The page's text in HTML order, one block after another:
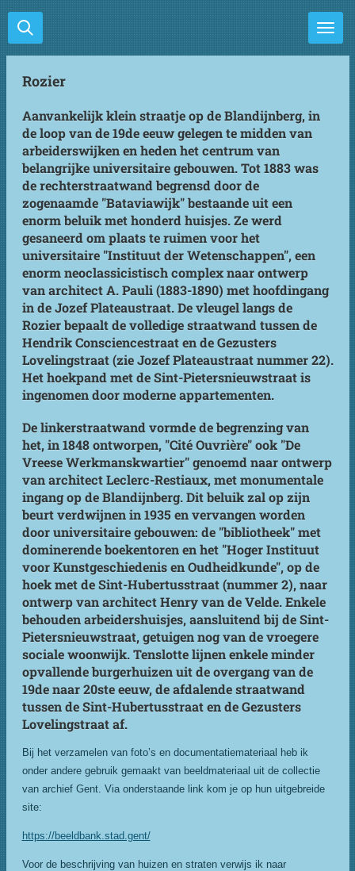
Ga
direct
naar
hoofdinhoud
Rozier
Aanvankelijk klein straatje op de Blandijnberg, in
de loop van de 19de eeuw gelegen te midden van
arbeiderswijken en heden het centrum van
belangrijke universitaire gebouwen. Tot 1883 was
de rechterstraatwand begrensd door de
zogenaamde "Bataviawijk" bestaande uit een
enorm beluik met honderd huisjes. Ze werd
gesaneerd om plaats te ruimen voor het
universitaire "Instituut der Wetenschappen", een
enorm neoclassicistisch complex naar ontwerp
van architect A. Pauli (1883-1890) met hoofdingang
in de Jozef Plateaustraat. De vleugel langs de
Rozier bepaalt de volledige straatwand tussen de
Hendrik Consciencestraat en de Gezusters
Lovelingstraat (zie Jozef Plateaustraat nummer 22).
Het hoekpand met de Sint-Pietersnieuwstraat is
ingenomen door moderne appartementen.
De linkerstraatwand vormde de begrenzing van
het, in 1848 ontworpen, "Cité Ouvrière" ook "De
Vreese Werkmanskwartier" genoemd naar ontwerp
van architect Leclerc-Restiaux, met monumentale
ingang op de Blandijnberg. Dit beluik zal op zijn
beurt verdwijnen in 1935 en vervangen worden
door universitaire gebouwen: de "bibliotheek" met
dominerende boekentoren en het "Hoger Instituut
voor Kunstgeschiedenis en Oudheidkunde", op de
hoek met de Sint-Hubertusstraat (nummer 2), naar
ontwerp van architect Henry van de Velde. Enkele
behouden arbeidershuisjes, aansluitend bij de Sint-
Pietersnieuwstraat, getuigen nog van de vroegere
sociale woonwijk. Tenslotte lijnen enkele minder
opvallende burgerhuizen uit de overgang van de
19de naar 20ste eeuw, de afdalende straatwand
tussen de Sint-Hubertusstraat en de Gezusters
Lovelingstraat af.
Bij het verzamelen van foto’s en documentatiemateriaal heb ik
onder andere gebruik gemaakt van beeldmateriaal uit de collectie
van archief Gent. Via onderstaande link kom je op hun uitgebreide
site:
https://beeldbank.stad.gent/
Voor de beschrijving van huizen en straten verwijs ik naar